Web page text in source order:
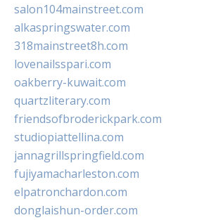
salon104mainstreet.com
alkaspringswater.com
318mainstreet8h.com
lovenailsspari.com
oakberry-kuwait.com
quartzliterary.com
friendsofbroderickpark.com
studiopiattellina.com
jannagrillspringfield.com
fujiyamacharleston.com
elpatronchardon.com
donglaishun-order.com